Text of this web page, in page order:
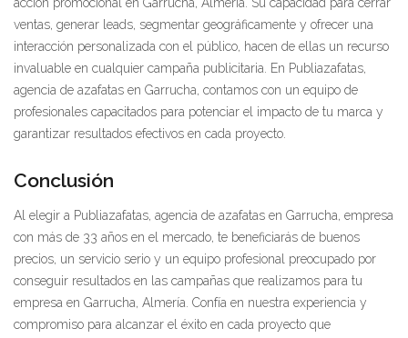
ventas, generar leads, segmentar geográficamente y ofrecer una
interacción personalizada con el público, hacen de ellas un recurso
invaluable en cualquier campaña publicitaria. En Publiazafatas,
agencia de azafatas en Garrucha, contamos con un equipo de
profesionales capacitados para potenciar el impacto de tu marca y
garantizar resultados efectivos en cada proyecto.
Conclusión
Al elegir a Publiazafatas, agencia de azafatas en Garrucha, empresa
con más de 33 años en el mercado, te beneficiarás de buenos
precios, un servicio serio y un equipo profesional preocupado por
conseguir resultados en las campañas que realizamos para tu
empresa en Garrucha, Almería. Confía en nuestra experiencia y
compromiso para alcanzar el éxito en cada proyecto que